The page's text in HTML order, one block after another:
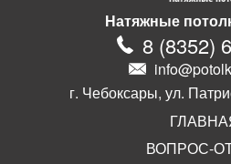
Натяжные
8 (8352)
г. Чебоксары, ул.
ВОПРОС-